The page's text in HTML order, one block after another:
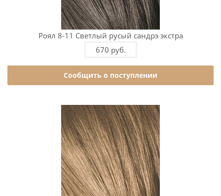
Роял 8-11 Светлый русый сандрэ экстра
670 руб.
Сообщить о поступлении